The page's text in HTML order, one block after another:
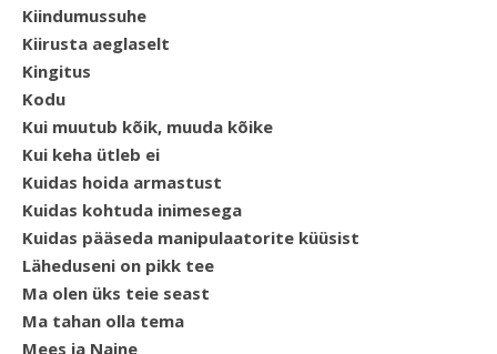
Kiindumussuhe
Kiirusta aeglaselt
Kingitus
Kodu
Kui muutub kõik, muuda kõike
Kui keha ütleb ei
Kuidas hoida armastust
Kuidas kohtuda inimesega
Kuidas pääseda manipulaatorite küüsist
Läheduseni on pikk tee
Ma olen üks teie seast
Ma tahan olla tema
Mees ja Naine